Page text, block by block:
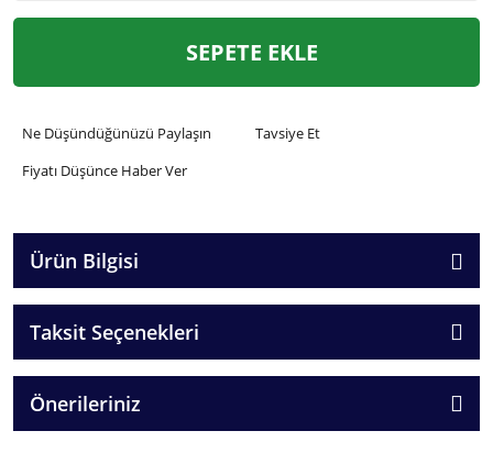
SEPETE EKLE
Ne Düşündüğünüzü Paylaşın
Tavsiye Et
Fiyatı Düşünce Haber Ver
Ürün Bilgisi
Taksit Seçenekleri
Önerileriniz